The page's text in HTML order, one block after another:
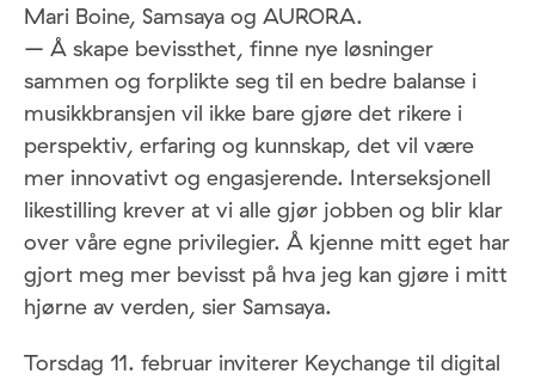
Mari Boine, Samsaya og AURORA.
– Å skape bevissthet, finne nye løsninger
sammen og forplikte seg til en bedre balanse i
musikkbransjen vil ikke bare gjøre det rikere i
perspektiv, erfaring og kunnskap, det vil være
mer innovativt og engasjerende. Interseksjonell
likestilling krever at vi alle gjør jobben og blir klar
over våre egne privilegier. Å kjenne mitt eget har
gjort meg mer bevisst på hva jeg kan gjøre i mitt
hjørne av verden, sier Samsaya.
Torsdag 11. februar inviterer Keychange til digital